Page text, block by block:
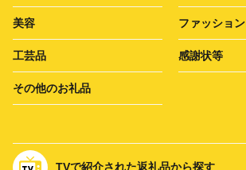
美容 ファッション
工芸品 感謝状等
その他のお礼品
TVで紹介された返礼品から探す